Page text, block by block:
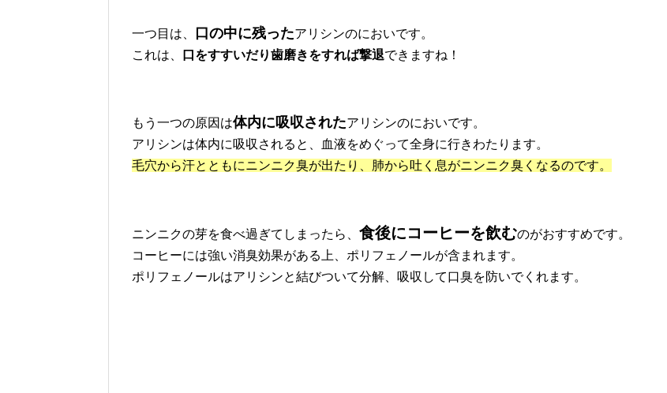
一つ目は、 口の中に残ったアリシンのにおいです。
これは、
口をすすいだり歯磨きをすれば撃退できますね！
もう一つの原因は体内に吸収されたアリシンのにおいです。
アリシンは体内に吸収されると、
血液をめぐって全身に行きわたります。
毛穴から汗とともにニンニク臭が出たり、肺から吐く息がニンニク臭くなるのです。
ニンニクの芽を食べ過ぎてしまったら、 食後にコーヒーを飲むのがおすすめです。
コーヒーには強い消臭効果がある上、 ポリフェノールが含まれます。
ポリフェノールはアリシンと結びついて分解、 吸収して口臭を防いでくれます。